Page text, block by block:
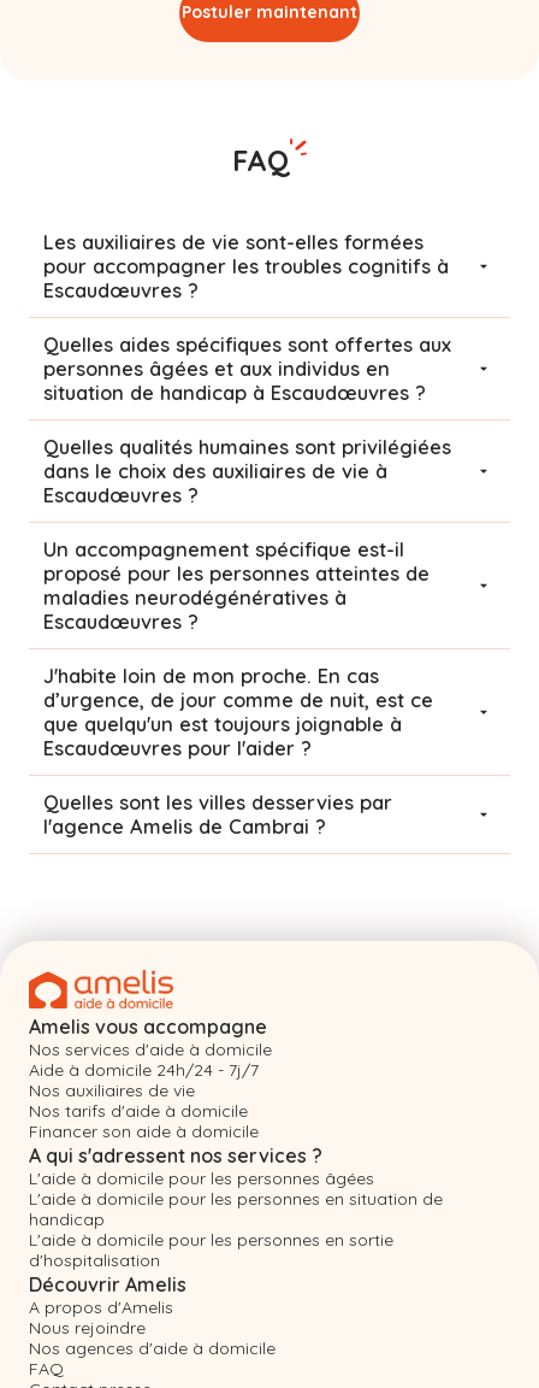
Postuler maintenant
FAQ
Les auxiliaires de vie sont-elles formées
pour accompagner les troubles cognitifs à
Escaudœuvres ?
Quelles aides spécifiques sont offertes aux
personnes âgées et aux individus en
situation de handicap à Escaudœuvres ?
Quelles qualités humaines sont privilégiées
dans le choix des auxiliaires de vie à
Escaudœuvres ?
Un accompagnement spécifique est-il
proposé pour les personnes atteintes de
maladies neurodégénératives à
Escaudœuvres ?
J'habite loin de mon proche. En cas
d’urgence, de jour comme de nuit, est ce
que quelqu'un est toujours joignable à
Escaudœuvres pour l'aider ?
Quelles sont les villes desservies par
l'agence Amelis de Cambrai ?
Amelis vous accompagne
Nos services d'aide à domicile
Aide à domicile 24h/24 - 7j/7
Nos auxiliaires de vie
Nos tarifs d'aide à domicile
Financer son aide à domicile
A qui s'adressent nos services ?
L'aide à domicile pour les personnes âgées
L'aide à domicile pour les personnes en situation de
handicap
L'aide à domicile pour les personnes en sortie
d'hospitalisation
Découvrir Amelis
A propos d'Amelis
Nous rejoindre
Nos agences d'aide à domicile
FAQ